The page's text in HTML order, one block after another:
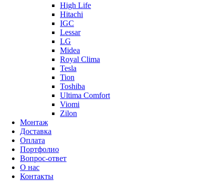
High Life
Hitachi
IGC
Lessar
LG
Midea
Royal Clima
Tesla
Tion
Toshiba
Ultima Comfort
Viomi
Zilon
Монтаж
Доставка
Оплата
Портфолио
Вопрос-ответ
О нас
Контакты